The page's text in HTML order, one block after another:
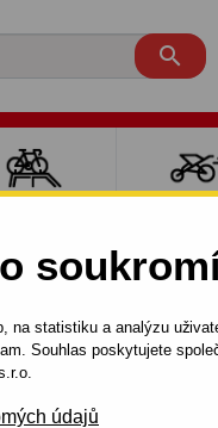
na statistiku a analýzu
Souhlas poskytujete
údajů

do 1996/09